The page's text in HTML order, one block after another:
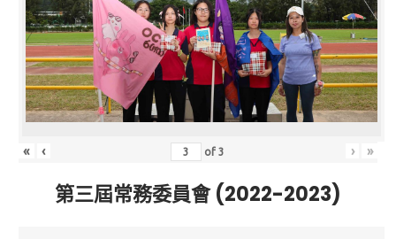
« ‹ of3 › »
第三屆常務委員會 (2022-2023)